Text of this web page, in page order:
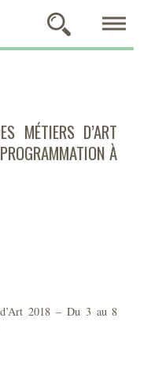
MÉTIERS D’ART
À
d’Art 2018 – Du 3 au 8